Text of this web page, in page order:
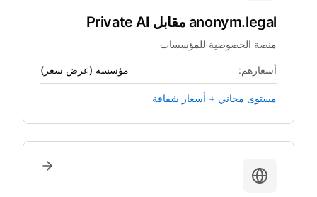
anonym.legal مقابل Private AI
منصة الخصوصية للمؤسسات
أسعارهم: مؤسسة (عرض سعر)
مستوى مجاني + أسعار شفافة